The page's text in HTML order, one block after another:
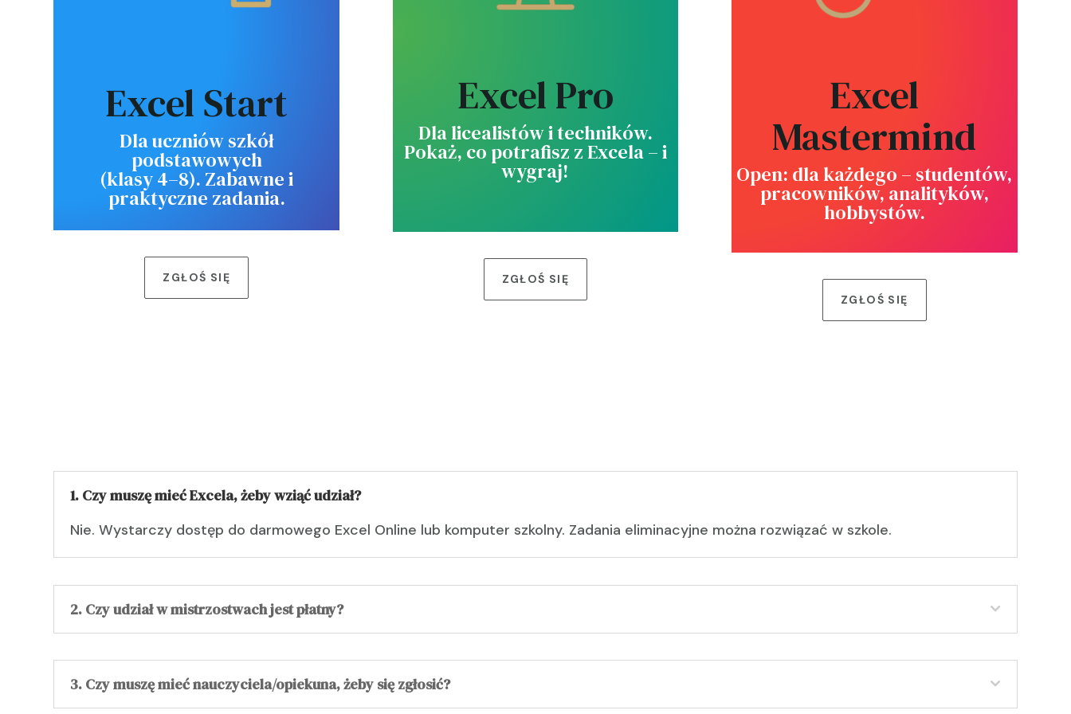
Excel Start
Dla uczniów szkół
podstawowych
(klasy 4–8). Zabawne i
praktyczne zadania.
ZGŁOŚ SIĘ
Excel Pro
Dla licealistów i techników.
Pokaż, co potrafisz z Excela – i
wygraj!
ZGŁOŚ SIĘ
Excel
Mastermind
Open: dla każdego – studentów,
pracowników, analityków,
hobbystów.
ZGŁOŚ SIĘ
1. Czy muszę mieć Excela, żeby wziąć udział?
Nie. Wystarczy dostęp do darmowego Excel Online lub komputer szkolny. Zadania eliminacyjne można rozwiązać w szkole.
2. Czy udział w mistrzostwach jest płatny?
3. Czy muszę mieć nauczyciela/opiekuna, żeby się zgłosić?